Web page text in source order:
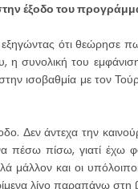
έξοδο του
ότι θεώρησε
συνολική του εμφάνιση
ισοβαθμία με τον
Δεν άντεχα την
πέσω πίσω, γιατί έχω
μάλλον και οι
λίγο παραπάνω